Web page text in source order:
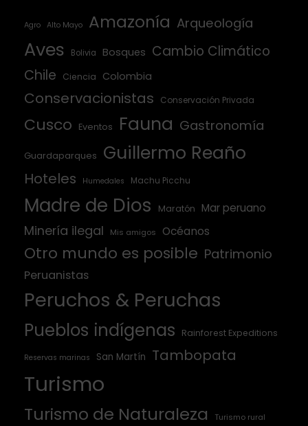
Agro Alto Mayo Amazonía Arqueología
Aves Bolivia Bosques Cambio Climático
Chile
Ciencia Colombia
Conservacionistas Conservación Privada
Cusco Eventos Fauna Gastronomía
Guardaparques Guillermo Reaño
Hoteles Humedales Machu Picchu
Madre de Dios Maratón Mar peruano
Minería ilegal Mis amigos Océanos
Otro mundo es posible Patrimonio
Peruanistas
Peruchos & Peruchas
Pueblos indígenas Rainforest Expeditions
Reservas marinas San Martín Tambopata
Turismo
Turismo de Naturaleza Turismo rural